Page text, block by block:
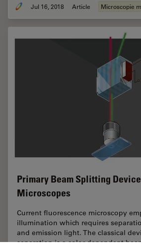
Jul 16, 2018 Article Microscopie
Primary Beam Splitting
Microscopes
Current fluorescence microscopy
illumination which requires
and emission light. The classical
separation is a color-dependent